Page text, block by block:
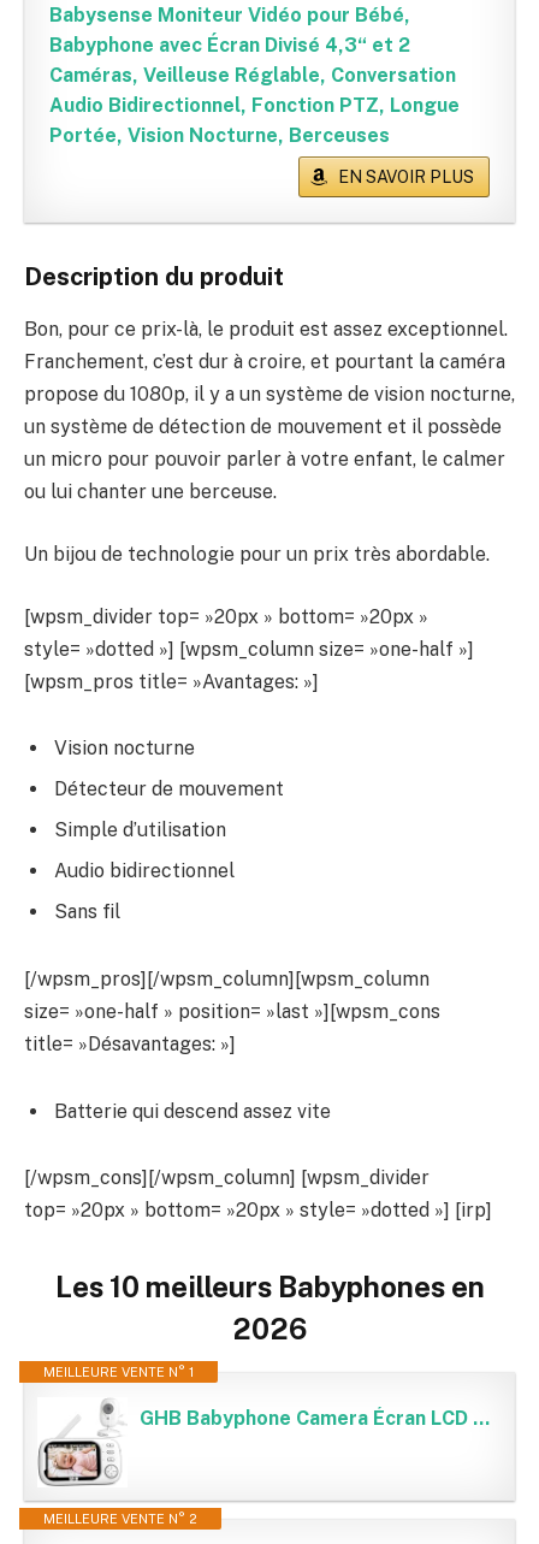
Babysense Moniteur Vidéo pour Bébé,
Babyphone avec Écran Divisé 4,3“ et 2
Caméras, Veilleuse Réglable, Conversation
Audio Bidirectionnel, Fonction PTZ, Longue
Portée, Vision Nocturne, Berceuses
EN SAVOIR PLUS
Description du produit
Bon, pour ce prix-là, le produit est assez exceptionnel.
Franchement, c’est dur à croire, et pourtant la caméra
propose du 1080p, il y a un système de vision nocturne,
un système de détection de mouvement et il possède
un micro pour pouvoir parler à votre enfant, le calmer
ou lui chanter une berceuse.
Un bijou de technologie pour un prix très abordable.
[wpsm_divider top= »20px » bottom= »20px »
style= »dotted »] [wpsm_column size= »one-half »]
[wpsm_pros title= »Avantages: »]
Vision nocturne
Détecteur de mouvement
Simple d’utilisation
Audio bidirectionnel
Sans fil
[/wpsm_pros][/wpsm_column][wpsm_column
size= »one-half » position= »last »][wpsm_cons
title= »Désavantages: »]
Batterie qui descend assez vite
[/wpsm_cons][/wpsm_column] [wpsm_divider
top= »20px » bottom= »20px » style= »dotted »] [irp]
Les 10 meilleurs Babyphones en
2026
MEILLEURE VENTE N° 1
GHB Babyphone Camera Écran LCD 3,5 inches Camera Surveillance Bebe 4X Zoom 8 Berceuses sans WiFi 2,4 GHz Surveillance de Température Vision Nocturne
MEILLEURE VENTE N° 2